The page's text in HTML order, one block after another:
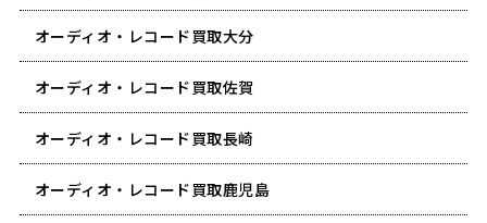
オーディオ・レコード買取大分
オーディオ・レコード買取佐賀
オーディオ・レコード買取長崎
オーディオ・レコード買取鹿児島